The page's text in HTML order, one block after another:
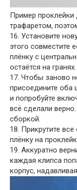
Пример
трафаретом,
16. Установите
этого совместите
плёнку с
остаётся на гранях.
17. Чтобы заново
присоедините оба
и попробуйте
всё сделали
сборкой.
18. Прикрутите
плёнку на
19. Аккуратно
каждая клипса
корпус,